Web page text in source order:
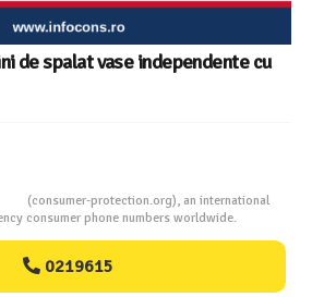
de spalat vase independente cu
(consumer-protection.org), an international
consumer phone numbers worldwide.
0219615